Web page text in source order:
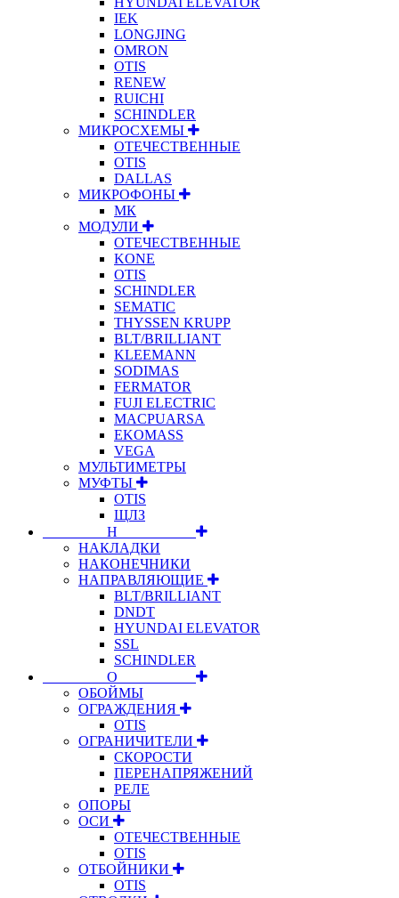
IEK
LONGJING
OMRON
OTIS
RENEW
RUICHI
SCHINDLER
МИКРОСХЕМЫ
ОТЕЧЕСТВЕННЫЕ
OTIS
DALLAS
МИКРОФОНЫ
МК
МОДУЛИ
ОТЕЧЕСТВЕННЫЕ
KONE
OTIS
SCHINDLER
SEMATIC
THYSSEN KRUPP
BLT/BRILLIANT
KLEEMANN
SODIMAS
FERMATOR
FUJI ELECTRIC
MACPUARSA
EKOMASS
VEGA
МУЛЬТИМЕТРЫ
МУФТЫ
OTIS
ЩЛЗ
⠀⠀⠀⠀⠀⠀Н⠀⠀⠀⠀⠀⠀⠀
НАКЛАДКИ
НАКОНЕЧНИКИ
НАПРАВЛЯЮЩИЕ
BLT/BRILLIANT
DNDT
HYUNDAI ELEVATOR
SSL
SCHINDLER
⠀⠀⠀⠀⠀⠀О⠀⠀⠀⠀⠀⠀⠀
ОБОЙМЫ
ОГРАЖДЕНИЯ
OTIS
ОГРАНИЧИТЕЛИ
СКОРОСТИ
ПЕРЕНАПРЯЖЕНИЙ
РЕЛЕ
ОПОРЫ
ОСИ
ОТЕЧЕСТВЕННЫЕ
OTIS
ОТБОЙНИКИ
OTIS